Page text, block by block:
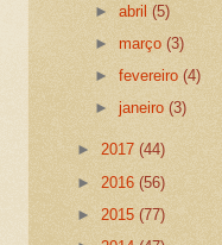
►abril(5)
►março(3)
►fevereiro(4)
► janeiro(3)
► 2017 (44)
► 2016 (56)
► 2015 (77)